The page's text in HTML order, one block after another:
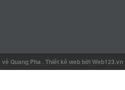
Quang Pha .Thiết kế web bởi Web123.vn